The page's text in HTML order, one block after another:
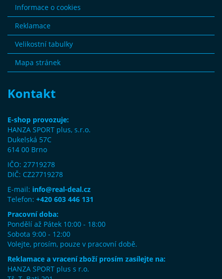
Informace o cookies
Reklamace
Velikostní tabulky
Mapa stránek
Kontakt
E-shop provozuje:
HANZA SPORT plus, s.r.o.
Dukelská 57C
614 00 Brno
IČO: 27719278
DIČ: CZ27719278
E-mail: info@real-deal.cz
Telefon: +420 603 446 131
Pracovní doba:
Pondělí až Pátek 10:00 - 18:00
Sobota 9:00 - 12:00
Volejte, prosím, pouze v pracovní době.
Reklamace a vracení zboží prosím zasílejte na:
HANZA SPORT plus s r.o.